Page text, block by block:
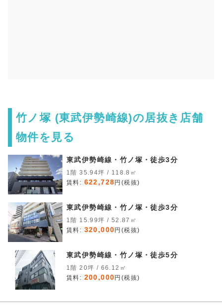
竹ノ塚 (東武伊勢崎線)の居抜き店舗
物件を見る
東武伊勢崎線・竹ノ塚・徒歩3分
1階 35.94坪 / 118.8㎡
賃料: 622,728円(税抜)
東武伊勢崎線・竹ノ塚・徒歩3分
1階 15.99坪 / 52.87㎡
賃料: 320,000円(税抜)
東武伊勢崎線・竹ノ塚・徒歩5分
1階 20坪 / 66.12㎡
賃料: 200,000円(税抜)